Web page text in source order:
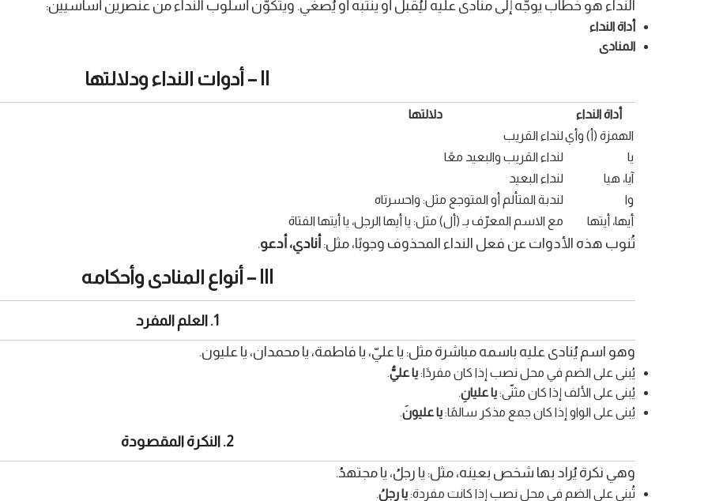
النداء هو خطاب يوجَّه إلى منادى عليه ليُقبل أو ينتبه أو يُصغي. ويتكوّن أسلوب النداء من عنصرين أساسيين:
أداة النداء
المنادى
أداة النداء
دلالتها
الهمزة (أ) وأيلنداء القريب
يا
لنداء القريب والبعيد معًا
آيا، هيا
لنداء البعيد
وا
لندبة المتألم أو المتوجع مثل: واحسرتاه
أيها، أيتها
مع الاسم المعرّف بـ (أل) مثل: يا أيها الرجل، يا أيتها الفتاة
تُنوب هذه الأدوات عن فعل النداء المحذوف وجوبًا، مثل:أنادي، أدعو.
1. العلم المفرد
وهو اسم يُنادى عليه باسمه مباشرة مثل: يا عليّ، يا فاطمة، يا محمدان، يا عليون.
يُبنى على الضم في محل نصب إذا كان مفردًا:يا عليُّ.
يُبنى على الألف إذا كان مثنّى:يا عليانِ.
يُبنى على الواو إذا كان جمع مذكر سالمًا:يا عليونَ.
2. النكرة المقصودة
وهي نكرة يُراد بها شخص بعينه، مثل: يا رجلُ، يا مجتهدُ.
تُبنى على الضم في محل نصب إذا كانت مفردة:يا رجلُ.